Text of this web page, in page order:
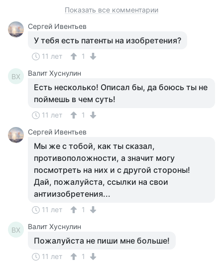
Показать все комментарии
Сергей Ивентьев
У тебя есть патенты на изобретения?
11 лет 1
ВХ Валит Хуснулин
Есть несколько! Описал бы, да боюсь ты не
поймешь в чем суть!
11 лет
1
Сергей Ивентьев
Мы же с тобой, как ты сказал,
противоположности, а значит могу
посмотреть на них и с другой стороны!
Дай, пожалуйста, ссылки на свои
антиизобретения...
11 лет 1
ВХ Валит Хуснулин
Пожалуйста не пиши мне больше!
11 лет
1